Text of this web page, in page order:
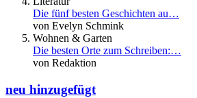
Die fünf besten Geschichten au…
von Evelyn Schmink
Wohnen & Garten
Die besten Orte zum Schreiben:…
von Redaktion
neu hinzugefügt